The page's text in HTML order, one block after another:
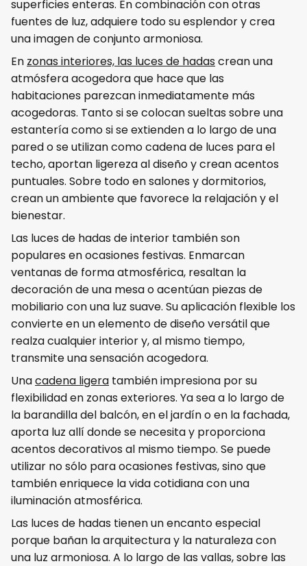
superficies enteras. En combinación con otras
fuentes de luz, adquiere todo su esplendor y crea
una imagen de conjunto armoniosa.
En zonas interiores, las luces de hadascrean una
atmósfera acogedora que hace que las
habitaciones parezcan inmediatamente más
acogedoras. Tanto si se colocan sueltas sobre una
estantería como si se extienden a lo largo de una
pared o se utilizan como cadena de luces para el
techo, aportan ligereza al diseño y crean acentos
puntuales. Sobre todo en salones y dormitorios,
crean un ambiente que favorece la relajación y el
bienestar.
Las luces de hadas de interior también son
populares en ocasiones festivas. Enmarcan
ventanas de forma atmosférica, resaltan la
decoración de una mesa o acentúan piezas de
mobiliario con una luz suave. Su aplicación flexible los
convierte en un elemento de diseño versátil que
realza cualquier interior y, al mismo tiempo,
transmite una sensación acogedora.
Unacadena ligera también impresiona por su
flexibilidad en zonas exteriores. Ya sea a lo largo de
la barandilla del balcón, en el jardín o en la fachada,
aporta luz allí donde se necesita y proporciona
acentos decorativos al mismo tiempo. Se puede
utilizar no sólo para ocasiones festivas, sino que
también enriquece la vida cotidiana con una
iluminación atmosférica.
Las luces de hadas tienen un encanto especial
porque bañan la arquitectura y la naturaleza con
una luz armoniosa. A lo largo de las vallas, sobre las